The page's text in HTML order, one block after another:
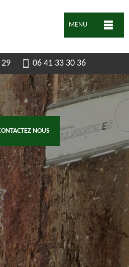
MENU
29 06 41 33 30 36
NOUS